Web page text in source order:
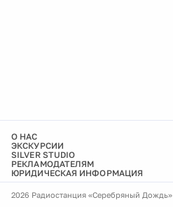
О НАС
ЭКСКУРСИИ
SILVER STUDIO
РЕКЛАМОДАТЕЛЯМ
ЮРИДИЧЕСКАЯ ИНФОРМАЦИЯ
2026 Радиостанция «Серебряный Дождь»